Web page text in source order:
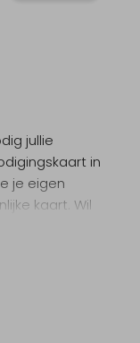
jullie
in
je eigen
kaart. Wil
dan kan
fijne dag